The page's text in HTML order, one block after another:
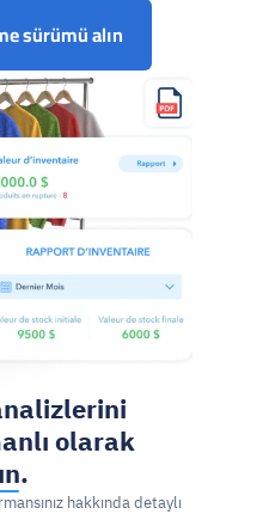
sürümü alın
olarak
hakkında detaylı